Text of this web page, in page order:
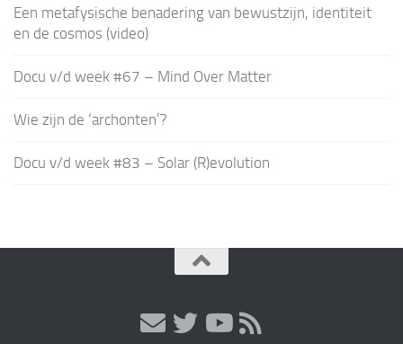
Een metafysische benadering van bewustzijn, identiteit
en de cosmos (video)
Docu v/d week #67 – Mind Over Matter
Wie zijn de ‘archonten’?
Docu v/d week #83 – Solar (R)evolution